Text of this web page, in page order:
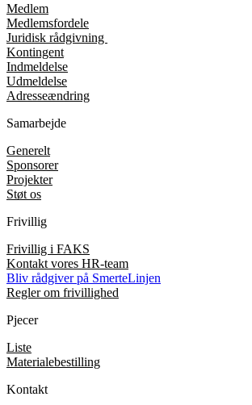
Medlem
Medlemsfordele
Juridisk rådgivning
Kontingent
Indmeldelse
Udmeldelse
Adresseændring
Samarbejde
Generelt
Sponsorer
Projekter
Støt os
Frivillig
Frivillig i FAKS
Kontakt vores HR-team
Bliv rådgiver på SmerteLinjen
Regler om frivillighed
Pjecer
Liste
Materialebestilling
Kontakt